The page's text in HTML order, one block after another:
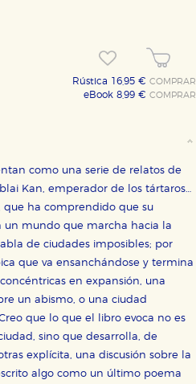
Rústica 16,95 € COMPRAR
eBook 8,99 € COMPRAR
como una serie de relatos de
Kan, emperador de los tártaros…
ha comprendido que su
mundo que marcha hacia la
de ciudades imposibles; por
que va ensanchándose y termina
en expansión, una
un abismo, o una ciudad
que lo que el libro evoca no es
sino que desarrolla, de
explícita, una discusión sobre la
algo como un último poema